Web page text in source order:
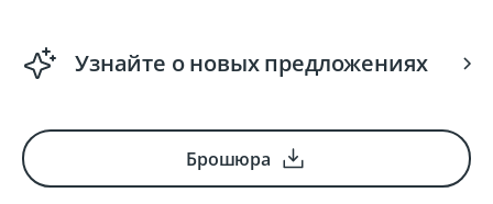
Узнайте о новых предложениях
Брошюра